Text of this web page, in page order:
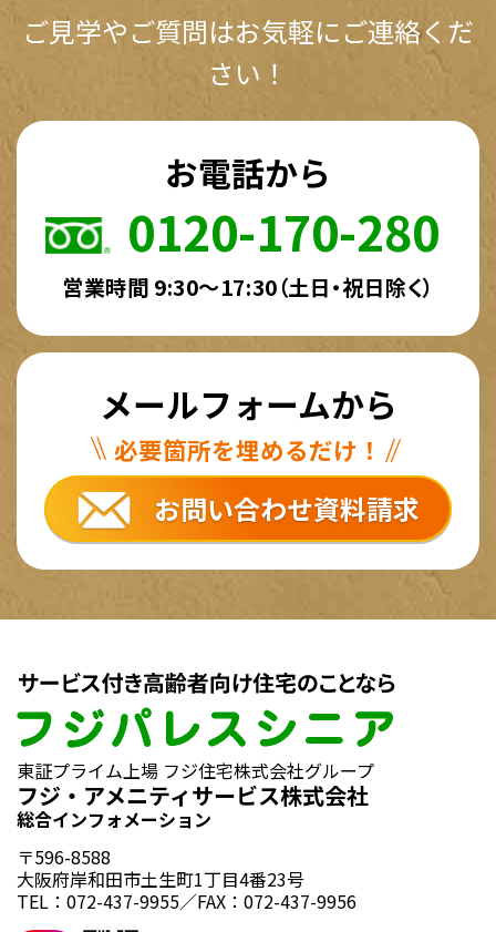
ご見学やご質問はお気軽にご連絡くだ
さい！
お電話から
0120-170-280
営業時間 9:30～17:30（土日・祝日除く）
メールフォームから
必要箇所を埋めるだけ！
お問い合わせ資料請求
東証プライム上場 フジ住宅株式会社グループ
フジ・アメニティサービス株式会社
総合インフォメーション
〒596-8588
大阪府岸和田市土生町1丁目4番23号
TEL：072-437-9955／FAX：072-437-9956